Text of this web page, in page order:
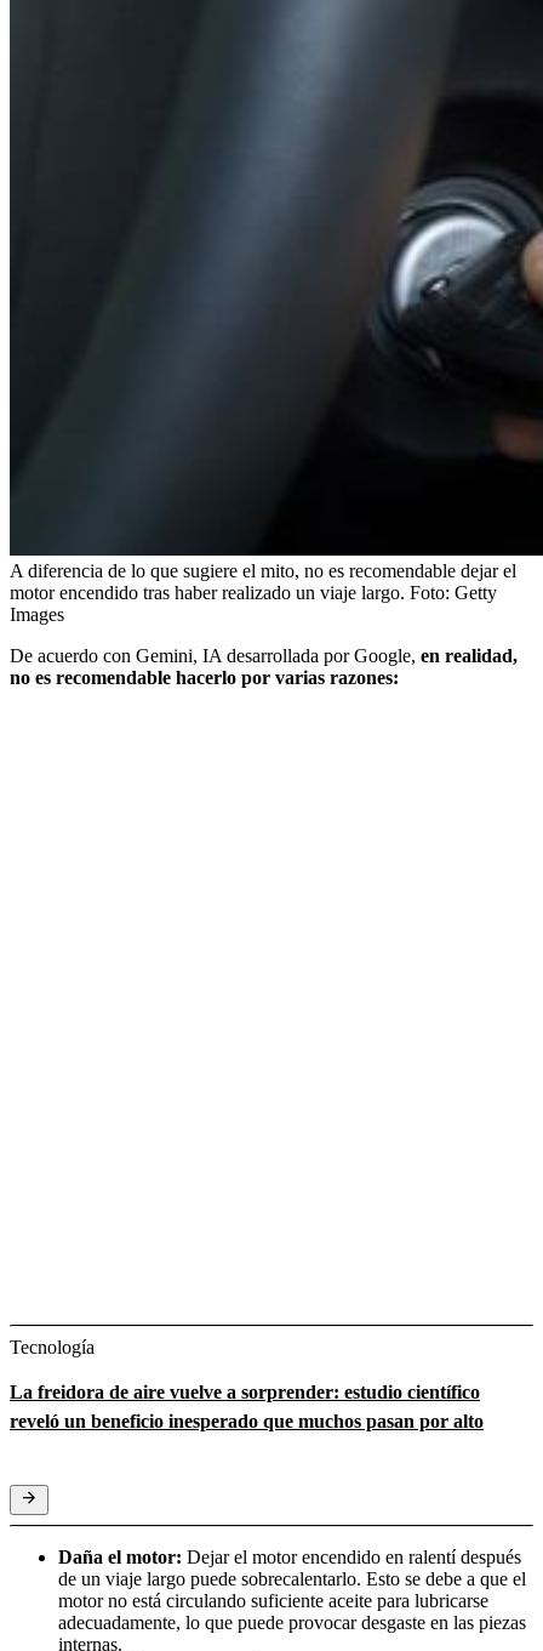
A diferencia de lo que sugiere el mito, no es recomendable dejar el
motor encendido tras haber realizado un viaje largo. Foto: Getty
Images
De acuerdo con Gemini, IA desarrollada por Google, en realidad,
no es recomendable hacerlo por varias razones:
Tecnología
La freidora de aire vuelve a sorprender: estudio científico
reveló un beneficio inesperado que muchos pasan por alto
Daña el motor: Dejar el motor encendido en ralentí después
de un viaje largo puede sobrecalentarlo. Esto se debe a que el
motor no está circulando suficiente aceite para lubricarse
adecuadamente, lo que puede provocar desgaste en las piezas
internas.